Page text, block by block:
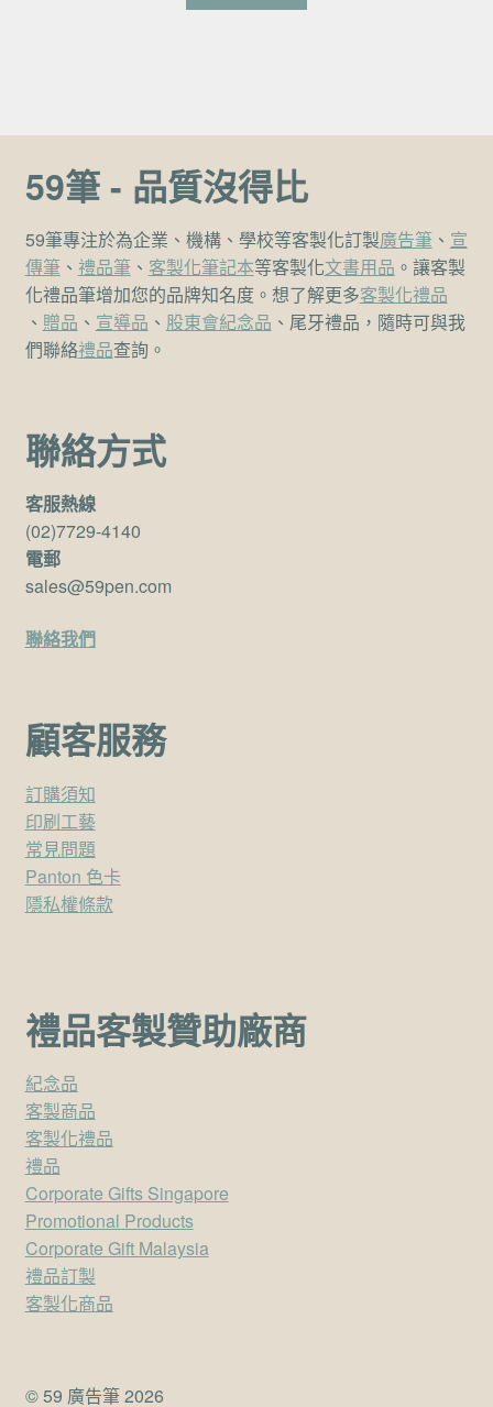
59筆 - 品質沒得比
59筆專注於為企業、機構、學校等客製化訂製廣告筆、 宣
傳筆、 禮品筆、 客製化筆記本等客製化文書用品 。讓客製
化禮品筆增加您的品牌知名度。想了解更多客製化禮品
、 贈品 、 宣導品 、 股東會紀念品 、尾牙禮品，隨時可與我
們聯絡禮品查詢。
聯絡方式
客服熱線
(02)7729-4140
電郵
sales@59pen.com
聯絡我們
顧客服務
訂購須知
印刷工藝
常見問題
Panton 色卡
隱私權條款
禮品客製贊助廠商
紀念品
客製商品
客製化禮品
禮品
Corporate Gifts Singapore
Promotional Products
Corporate Gift Malaysia
禮品訂製
客製化商品
© 59 廣告筆 2026